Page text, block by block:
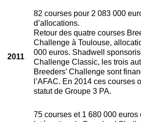
2011
82 courses pour 2 083 000
d’allocations.
Retour des quatre courses
Challenge à Toulouse,
000 euros. Shadwell
Challenge Classic, les trois
Breeders’ Challenge sont
l’AFAC. En 2014 ces courses
statut de Groupe 3 PA.
75 courses et 1 680 000 euros